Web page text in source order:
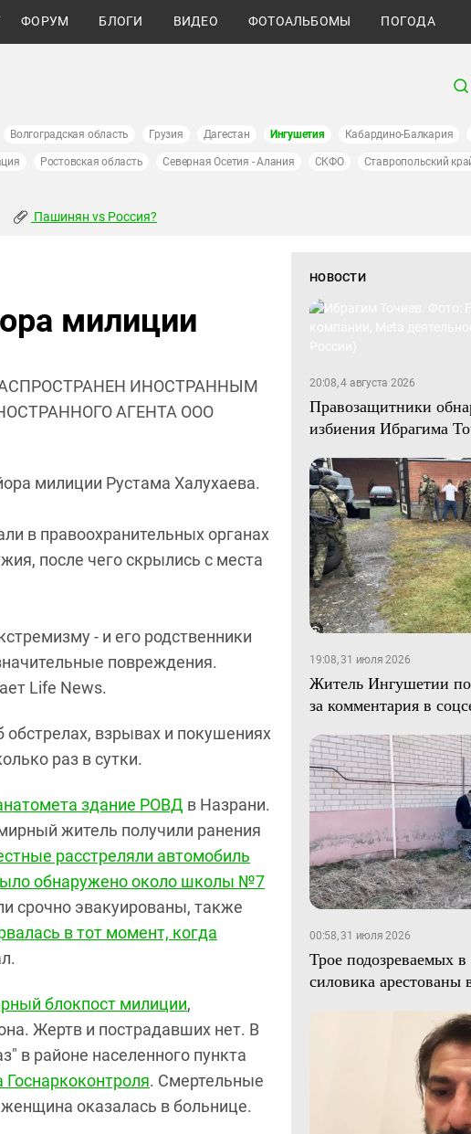
ФОРУМ БЛОГИ ВИДЕО ФОТОАЛЬБОМЫ ПОГОДА
Волгоградская область Грузия Дагестан Ингушетия Кабардино-Балкария
Ростовская область Северная Осетия - Алания СКФО Ставропольский
Пашинян vs Россия?
милиции
ИНОСТРАННЫМ
АГЕНТА ООО
милиции Рустама Халухаева.
в правоохранительных органах
после чего скрылись с места
- и его родственники
повреждения.
Life News.
взрывах и покушениях
раз в сутки.
здание РОВД в Назрани.
житель получили ранения
расстреляли автомобиль
обнаружено около школы №7
срочно эвакуированы, также
в тот момент, когда
блокпост милиции,
Жертв и пострадавших нет. В
в районе населенного пункта
. Смертельные
оказалась в больнице.
НОВОСТИ
20:08, 4 августа 2026
Правозащитники
избиения Ибрагима
19:08, 31 июля 2026
Житель Ингушетии
за комментария в
00:58, 31 июля 2026
Трое подозреваемых
силовика